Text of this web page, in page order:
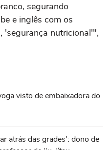
segurando
e inglês com os
'segurança nutricional'",
visto de embaixadora do
atrás das grades': dono de